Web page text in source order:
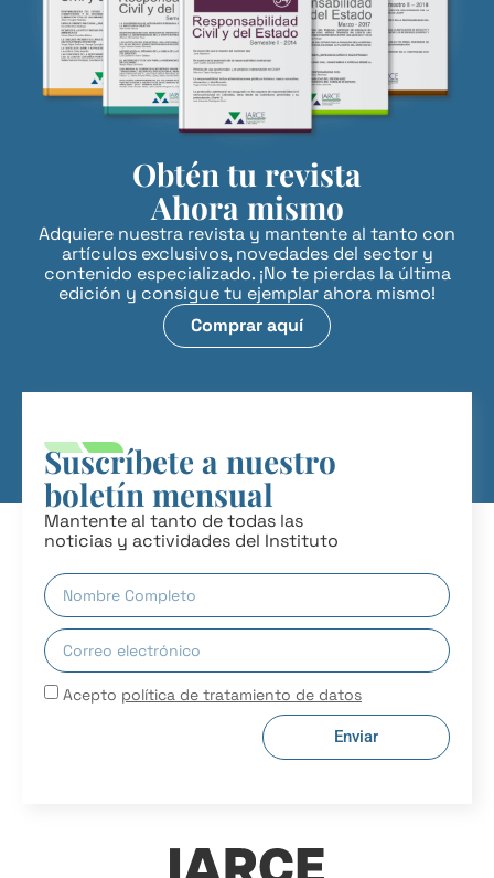
Obtén tu revista
Ahora mismo
Adquiere nuestra revista y mantente al tanto con
artículos exclusivos, novedades del sector y
contenido especializado. ¡No te pierdas la última
edición y consigue tu ejemplar ahora mismo!
Comprar aquí
Suscríbete a nuestro
boletín mensual
Mantente al tanto de todas las
noticias y actividades del Instituto
Acepto política de tratamiento de datos
Enviar